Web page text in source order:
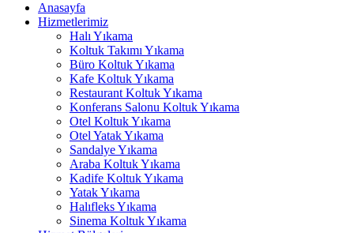
Panel
Panel
Panel
Panel
Anasayfa
Hizmetlerimiz
Halı Yıkama
Koltuk Takımı Yıkama
Büro Koltuk Yıkama
Kafe Koltuk Yıkama
Restaurant Koltuk Yıkama
Konferans Salonu Koltuk Yıkama
Otel Koltuk Yıkama
Otel Yatak Yıkama
Sandalye Yıkama
Araba Koltuk Yıkama
Kadife Koltuk Yıkama
Yatak Yıkama
Halıfleks Yıkama
Sinema Koltuk Yıkama